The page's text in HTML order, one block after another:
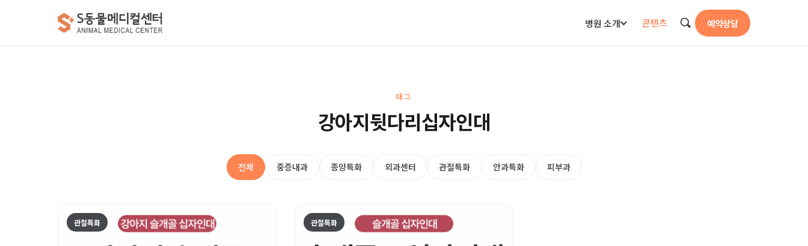
병원 소개 콘텐츠 예약상담
태그
강아지뒷다리십자인대
전체 중증내과 종양특화 외과센터 관절특화 안과특화 피부과
관절특화 관절특화